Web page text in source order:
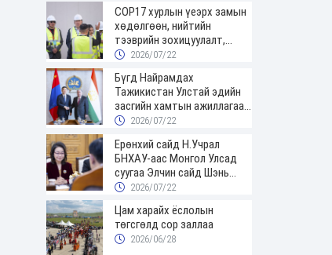
COP17 хурлын үеэрх замын
хөдөлгөөн, нийтийн
тээврийн зохицуулалт,
сургууль, цэцэрлэг, зах,
ажиллах хуваарийг гаргаж,
иргэдэд мэдээлэхийг үүрэг
болголоо
2026/07/22
Бүгд Найрамдах
Тажикистан Улстай эдийн
засгийн хамтын ажиллагааг
өргөжүүлнэ
2026/07/22
Ерөнхий сайд Н.Учрал
БНХАУ-аас Монгол Улсад
суугаа Элчин сайд Шэнь
Миньжюанийг хүлээн авч
2026/07/22
Цам харайх ёслолын
төгсгөлд сор заллаа
2026/06/28